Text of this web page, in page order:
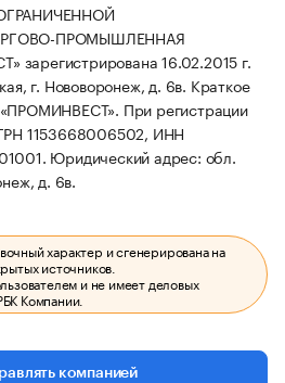
ПРОМЫШЛЕННАЯ
16.02.2015 г.
г. Нововоронеж, д. 6в. Краткое
При регистрации
1153668006502, ИНН
Юридический адрес: обл.
д. 6в.
характер и сгенерирована на
источников.
и не имеет деловых
Компании.
компанией